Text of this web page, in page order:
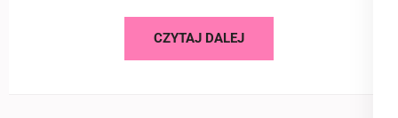
CZYTAJ DALEJ